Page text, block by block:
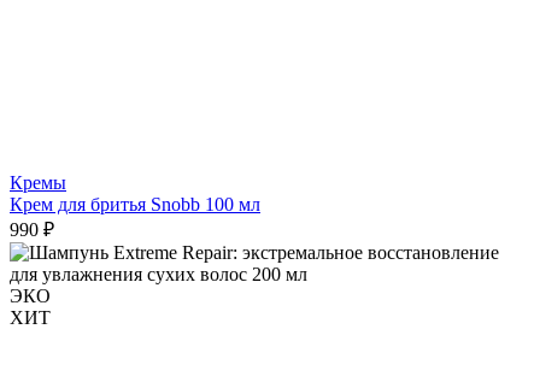
Кремы
Крем для бритья Snobb 100 мл
990 ₽
ЭКО
ХИТ